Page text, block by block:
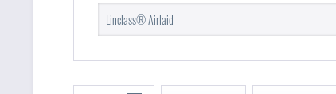
Linclass® Airlaid